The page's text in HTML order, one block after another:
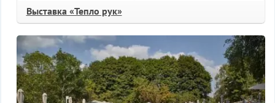
Выставка «Тепло рук»